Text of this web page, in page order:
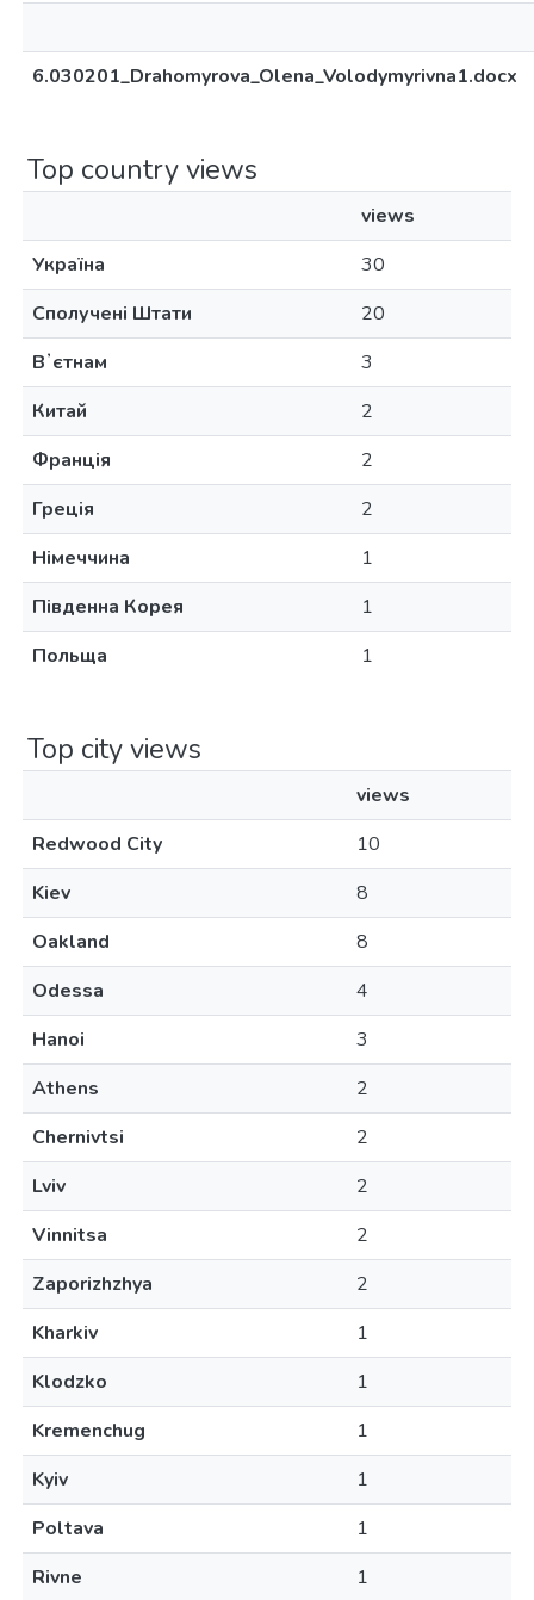
6.030201_Drahomyrova_Olena_Volodymyrivna1.docx
Top country views
views
Україна
30
Сполучені Штати
20
Вʼєтнам
3
Китай
2
Франція
2
Греція
2
Німеччина
1
Південна Корея
1
Польща
1
Top city views
views
Redwood City
10
Kiev
8
Oakland
8
Odessa
4
Hanoi
3
Athens
2
Chernivtsi
2
Lviv
2
Vinnitsa
2
Zaporizhzhya
2
Kharkiv
1
Klodzko
1
Kremenchug
1
Kyiv
1
Poltava
1
Rivne
1